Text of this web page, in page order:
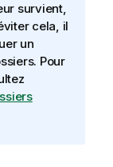
survient,
cela, il
un
Pour